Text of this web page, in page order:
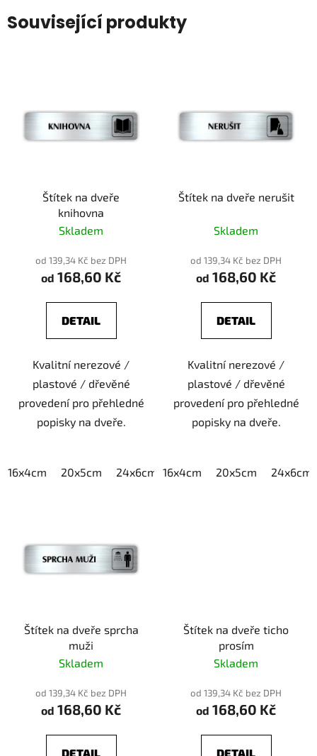
Související produkty
Štítek na dveře
knihovna
Skladem
od 139,34 Kč bez DPH
od 168,60 Kč
DETAIL
Kvalitní nerezové /
plastové / dřevěné
provedení pro přehledné
popisky na dveře.
16x4cm 20x5cm 24x6cm 30x7,5cm 40x10cm
Štítek na dveře nerušit
Skladem
od 139,34 Kč bez DPH
od 168,60 Kč
DETAIL
Kvalitní nerezové /
plastové / dřevěné
provedení pro přehledné
popisky na dveře.
16x4cm 20x5cm 24x6cm
Štítek na dveře sprcha
muži
Skladem
od 139,34 Kč bez DPH
od 168,60 Kč
DETAIL
Štítek na dveře ticho
prosím
Skladem
od 139,34 Kč bez DPH
od 168,60 Kč
DETAIL